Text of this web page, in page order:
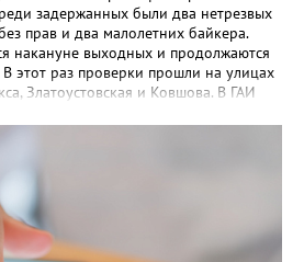
задержанных были два нетрезвых
прав и два малолетних байкера.
накануне выходных и продолжаются
В этот раз проверки прошли на улицах
Златоустовская и Ковшова. В ГАИ
родителями питбайках. При этом
с молчаливого согласия взрослых,
грозящий в этом случае 30-
рейда два изъятых у юных
на штрафстоянку, а
– в комиссию по делам